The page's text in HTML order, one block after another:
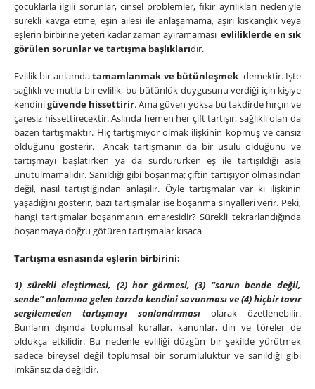
çocuklarla ilgili sorunlar, cinsel problemler, fikir ayrılıkları nedeniyle
sürekli kavga etme, eşin ailesi ile anlaşamama, aşırı kıskançlık veya
eşlerin birbirine yeteri kadar zaman ayıramaması evliliklerde en sık
görülen sorunlar ve tartışma başlıklarıdır.
Evlilik bir anlamdatamamlanmak ve bütünleşmek demektir. İşte
sağlıklı ve mutlu bir evlilik, bu bütünlük duygusunu verdiği için kişiye
kendinigüvende hissettirir. Ama güven yoksa bu takdirde hırçın ve
çaresiz hissettirecektir. Aslında hemen her çift tartışır, sağlıklı olan da
bazen tartışmaktır. Hiç tartışmıyor olmak ilişkinin kopmuş ve cansız
olduğunu gösterir. Ancak tartışmanın da bir usulü olduğunu ve
tartışmayı başlatırken ya da sürdürürken eş ile tartışıldığı asla
unutulmamalıdır. Sanıldığı gibi boşanma; çiftin tartışıyor olmasından
değil, nasıl tartıştığından anlaşılır. Öyle tartışmalar var ki ilişkinin
yaşadığını gösterir, bazı tartışmalar ise boşanma sinyalleri verir. Peki,
hangi tartışmalar boşanmanın emaresidir? Sürekli tekrarlandığında
boşanmaya doğru götüren tartışmalar kısaca
Tartışma esnasında eşlerin birbirini:
1) sürekli eleştirmesi, (2) hor görmesi, (3) “sorun bende değil,
sende” anlamına gelen tarzda kendini savunması ve (4) hiçbir tavır
sergilemeden tartışmayı sonlandırması olarak özetlenebilir.
Bunların dışında toplumsal kurallar, kanunlar, din ve töreler de
oldukça etkilidir. Bu nedenle evliliği düzgün bir şekilde yürütmek
sadece bireysel değil toplumsal bir sorumluluktur ve sanıldığı gibi
imkânsız da değildir.